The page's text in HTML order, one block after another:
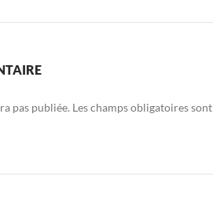
pas publiée. Les champs obligatoires sont